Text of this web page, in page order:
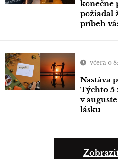
konečne
požiadal
príbeh
včera o
Nastáva
Týchto 5
v
lásku